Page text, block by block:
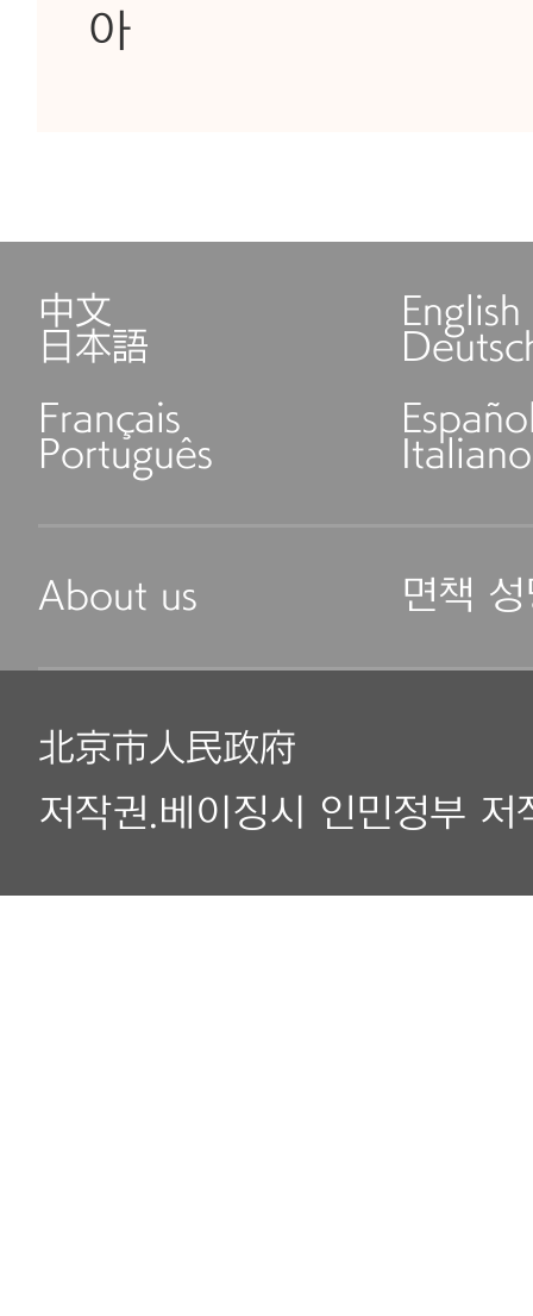
아
中文 English
日本語
Français
Português Italiano
About us 면책
北京市人民政府
저작권.베이징시 인민정부